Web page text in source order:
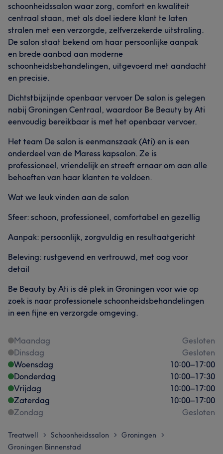
schoonheidssalon waar zorg, comfort en kwaliteit
centraal staan, met als doel iedere klant te laten
stralen met een verzorgde, zelfverzekerde uitstraling.
De salon staat bekend om haar persoonlijke aanpak
en brede aanbod aan moderne
schoonheidsbehandelingen, uitgevoerd met aandacht
en precisie.
Dichtstbijzijnde openbaar vervoer De salon is gelegen
nabij Groningen Centraal, waardoor Be Beauty by Ati
eenvoudig bereikbaar is met het openbaar vervoer.
Het team De salon is eenmanszaak (Ati) en is een
onderdeel van de Maress kapsalon. Ze is
professioneel, vriendelijk en streeft ernaar om aan alle
behoeften van haar klanten te voldoen.
Wat we leuk vinden aan de salon
Sfeer: schoon, professioneel, comfortabel en gezellig
Aanpak: persoonlijk, zorgvuldig en resultaatgericht
Beleving: rustgevend en vertrouwd, met oog voor
detail
Be Beauty by Ati is dé plek in Groningen voor wie op
zoek is naar professionele schoonheidsbehandelingen
in een fijne en verzorgde omgeving.
Maandag
Gesloten
Dinsdag
Gesloten
Woensdag
10:00–17:00
Donderdag
10:00–17:30
Vrijdag
10:00–17:00
Zaterdag
10:00–17:00
Zondag
Gesloten
Treatwell > Schoonheidssalon > Groningen >
Groningen Binnenstad